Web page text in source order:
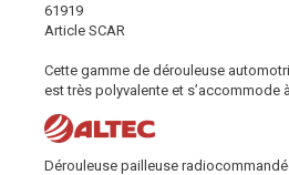
61919
Article SCAR
Cette gamme de dérouleuse
est très polyvalente et s’accommode à
Dérouleuse pailleuse